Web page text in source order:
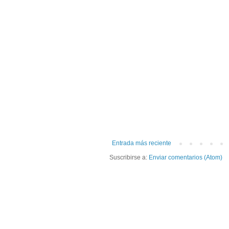
Entrada más reciente
Suscribirse a: Enviar comentarios (Atom)